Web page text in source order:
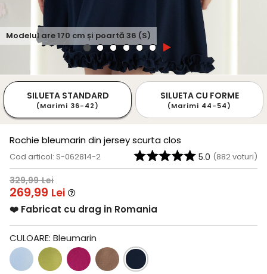
Modelul are170 cm și poartă 36 (S)
SILUETA STANDARD
(Marimi 36-42)
SILUETA CU FORME
(Marimi 44-54)
Rochie bleumarin din jersey scurta clos
Cod articol: S-062814-2 5.0 (882voturi)
329,99 Lei
269,99 Lei
❤️ Fabricat cu drag in Romania
CULOARE: Bleumarin